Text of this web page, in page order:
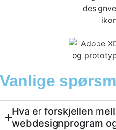
Vanlige
Hva er forskjellen
webdesignprogram